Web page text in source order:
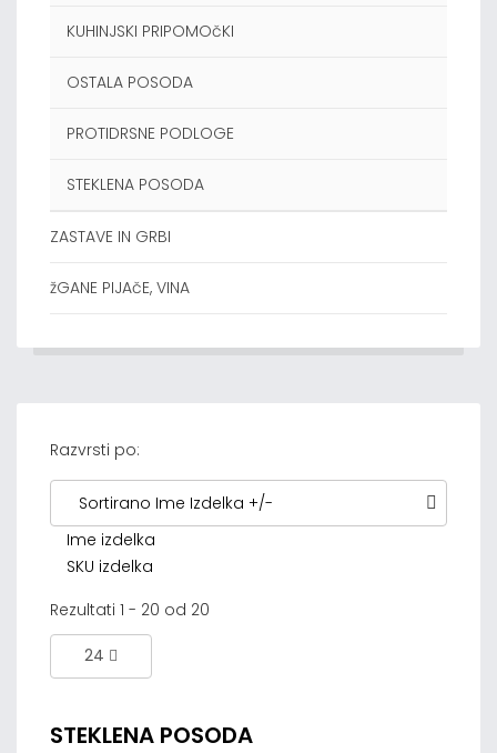
KUHINJSKI PRIPOMOčKI
OSTALA POSODA
PROTIDRSNE PODLOGE
STEKLENA POSODA
ZASTAVE IN GRBI
žGANE PIJAčE, VINA
Razvrsti po:
Sortirano Ime Izdelka +/-
Ime izdelka
SKU izdelka
Rezultati 1 - 20 od 20
24
STEKLENA POSODA